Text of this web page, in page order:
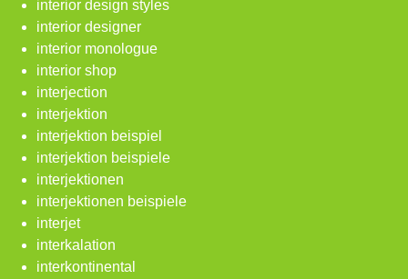
interior design styles
interior designer
interior monologue
interior shop
interjection
interjektion
interjektion beispiel
interjektion beispiele
interjektionen
interjektionen beispiele
interjet
interkalation
interkontinental